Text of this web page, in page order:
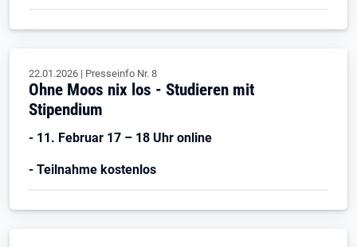
22.01.2026 | Presseinfo Nr. 8
Ohne Moos nix los - Studieren mit
Stipendium
- 11. Februar 17 – 18 Uhr online
- Teilnahme kostenlos